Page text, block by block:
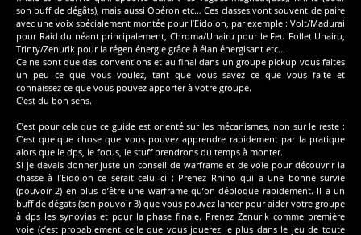
son buff de dégâts), mais aussi Obéron etc… Ces classes vont souvent de paire
avec une voix spécialement montée pour l’Eidolon, par exemple : Volt/Madurai
pour Raid du néant principalement, Chroma/Unairu pour le Feu Follet Unairu,
Trinty/Zenurik pour la régen énergie grâce à élan énergisant etc…
Ce ne sont que des conventions et au final dans un groupe pickup vous faites
un peu ce que vous voulez, tant que vous savez ce que vous faite et
connaissez ce que vous pouvez apporter à votre groupe.
C’est du bon sens.
C’est pour cela que ce guide est orienté sur les mécanismes, non sur le reste :
C’est quelque chose que vous pouvez apprendre rapidement par la pratique
alors que le dps, le focus, le stuff prendrons du temps à monter.
Si je devais donner juste un conseil de warframe et de voie pour découvrir la
chasse à l’Eidolon ce serait celui-ci : Prenez Rhino qui a une bonne survie
(pouvoir 2) en plus d’être une warframe qu’on débloque rapidement. Il a un
buff de dégats (son pouvoir 3) que vous pouvez lancer pour aider votre groupe
à dps les synovias et pour la phase finale. Prenez Zenurik comme première
voie (c’est probablement celle que vous jouerez le plus dans le jeu de toute